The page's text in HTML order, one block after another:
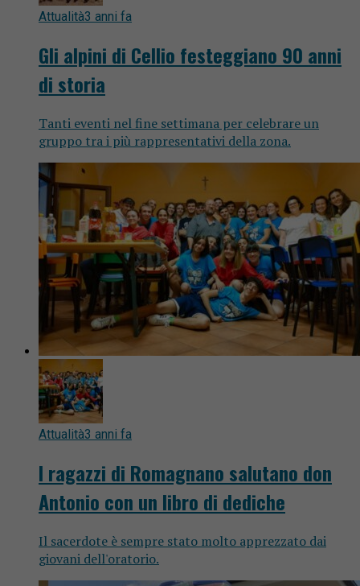
Attualità3 anni fa
Gli alpini di Cellio festeggiano 90 anni
di storia
Tanti eventi nel fine settimana per celebrare un
gruppo tra i più rappresentativi della zona.
Attualità3 anni fa
I ragazzi di Romagnano salutano don
Antonio con un libro di dediche
Il sacerdote è sempre stato molto apprezzato dai
giovani dell'oratorio.